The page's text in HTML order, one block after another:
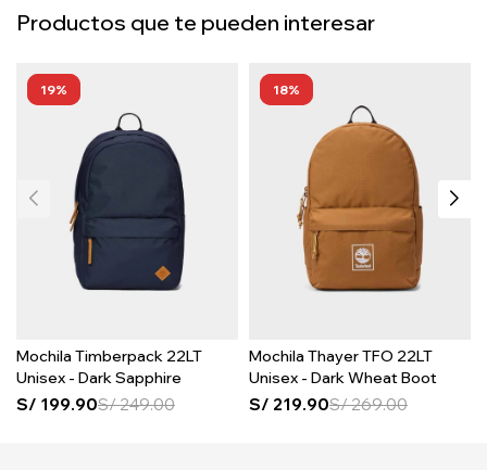
Productos que te pueden interesar
19
Mochila Timberpack 22LT
Unisex - Dark Sapphire
S/ 199.90S/249.00
18
Mochila Thayer TFO 22LT
Unisex - Dark Wheat Boot
S/ 219.90S/269.00